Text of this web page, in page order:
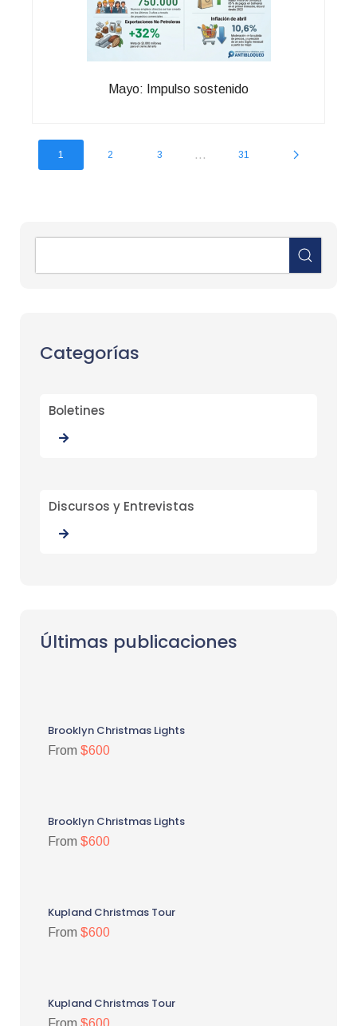
Mayo: Impulso sostenido
1 2 3 ... 31
Categorías
Boletines
Discursos y Entrevistas
Últimas publicaciones
Brooklyn Christmas Lights
From $600
Brooklyn Christmas Lights
From $600
Kupland Christmas Tour
From $600
Kupland Christmas Tour
From $600